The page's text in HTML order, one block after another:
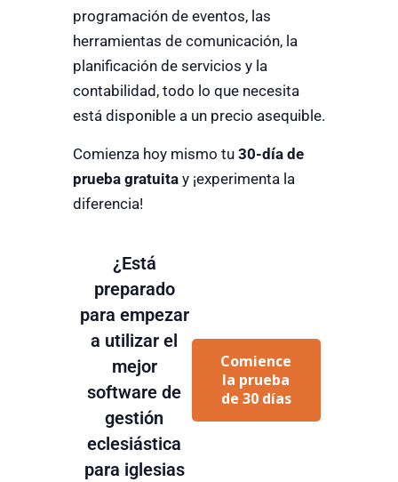
programación de eventos, las
herramientas de comunicación, la
planificación de servicios y la
contabilidad, todo lo que necesita
está disponible a un precio asequible.
Comienza hoy mismo tu 30-día de
prueba gratuita y ¡experimenta la
diferencia!
¿Está
preparado
para empezar
a utilizar el
mejor
software de
gestión
eclesiástica
para iglesias
Comience
la prueba
de 30 días